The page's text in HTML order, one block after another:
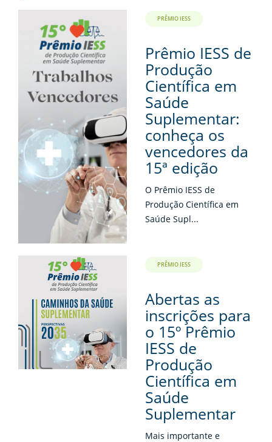
PRÊMIO IESS
Prêmio IESS de
Produção
Científica em
Saúde
Suplementar:
conheça os
vencedores da
15ª edição
O Prêmio IESS de
Produção Científica em
Saúde Supl...
PRÊMIO IESS
Abertas as
inscrições para
o 15º Prêmio
IESS de
Produção
Científica em
Saúde
Suplementar
Mais importante e